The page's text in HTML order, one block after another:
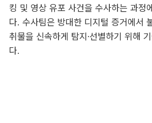
킹 및 영상 유포 사건을 수사하는 과정
다. 수사팀은 방대한 디지털 증거에서
취물을 신속하게 탐지·선별하기 위해
다.